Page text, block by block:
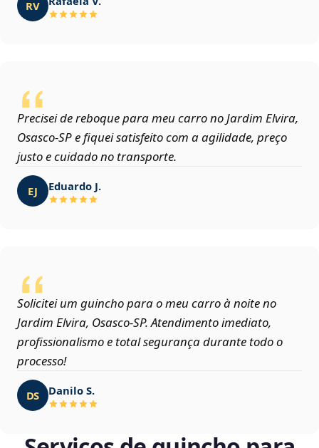
RV
Precisei de reboque para meu carro no Jardim Elvira,
Osasco‑SP e fiquei satisfeito com a agilidade, preço
justo e cuidado no transporte.
EJ Eduardo J.
Solicitei um guincho para o meu carro à noite no
Jardim Elvira, Osasco‑SP. Atendimento imediato,
profissionalismo e total segurança durante todo o
processo!
DS Danilo S.